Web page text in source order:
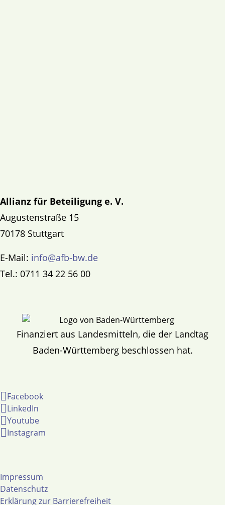
Allianz für Beteiligung e. V.
Augustenstraße 15
70178 Stuttgart
E-Mail: info@afb-bw.de
Tel.: 0711 34 22 56 00
Finanziert aus Landesmitteln, die der Landtag
Baden-Württemberg beschlossen hat.
Facebook
LinkedIn
Youtube
Instagram
Impressum
Datenschutz
Erklärung zur Barrierefreiheit